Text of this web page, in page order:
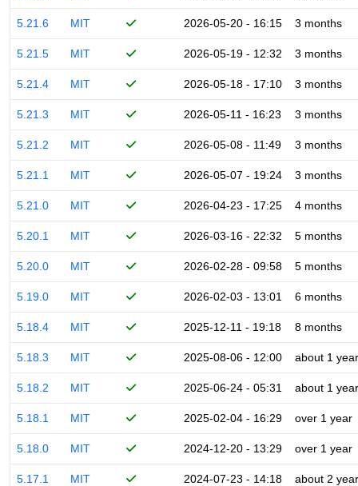
5.21.6 MIT 2026-05-20 - 16:15 3 months
5.21.5 MIT 2026-05-19 - 12:32 3 months
5.21.4 MIT 2026-05-18 - 17:10 3 months
5.21.3 MIT 2026-05-11 - 16:23 3 months
5.21.2 MIT 2026-05-08 - 11:49 3 months
5.21.1 MIT 2026-05-07 - 19:24 3 months
5.21.0 MIT 2026-04-23 - 17:25 4 months
5.20.1 MIT 2026-03-16 - 22:32 5 months
5.20.0 MIT 2026-02-28 - 09:58 5 months
5.19.0 MIT 2026-02-03 - 13:01 6 months
5.18.4 MIT 2025-12-11 - 19:18 8 months
5.18.3 MIT 2025-08-06 - 12:00 about 1 year
5.18.2 MIT 2025-06-24 - 05:31 about 1 year
5.18.1 MIT 2025-02-04 - 16:29 over 1 year
5.18.0 MIT 2024-12-20 - 13:29 over 1 year
5.17.1 MIT 2024-07-23 - 14:18 about 2